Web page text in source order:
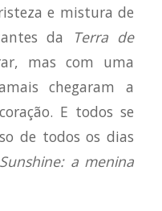
e mistura de
da
Terra de
mas com uma
chegaram a
E todos se
de todos os dias
a menina